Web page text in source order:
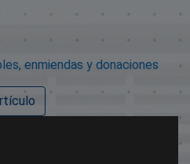
enmiendas y donaciones